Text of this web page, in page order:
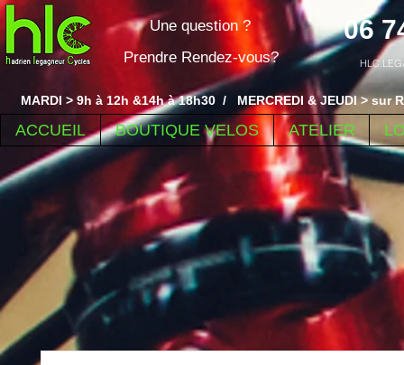
Une question ?
Prendre Rendez-vous?
06
MARDI > 9h à 12h &14h à 18h30 / MERCREDI & JEUDI >
ACCUEIL BOUTIQUE VELOS ATELIER